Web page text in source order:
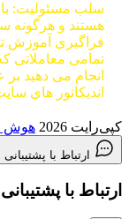
سلب مسئولیت:
هستند و هرگونه
فراگیری آموزش
تمامی معاملاتی
انجام می دهید
اندیکاتور های
کپی‌رایت 2026 هوش
ارتباط با
ارتباط با